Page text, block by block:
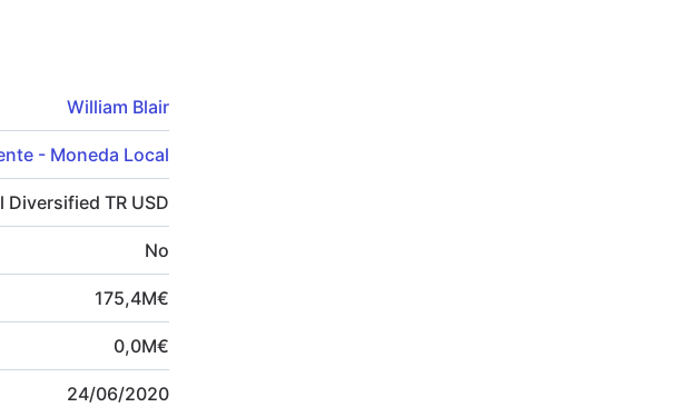
William Blair
- Moneda Local
Diversified TR USD
No
175,4M€
0,0M€
24/06/2020